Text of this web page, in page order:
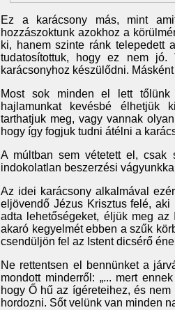
Ez a karácsony más, mint
hozzászoktunk azokhoz a
ki, hanem szinte ránk telepedett
tudatosítottuk, hogy ez nem
karácsonyhoz készülődni.
Most sok minden el lett tőlünk
hajlamunkat kevésbé élhetjük
tarthatjuk meg, vagy vannak
hogy így fogjuk tudni átélni a
A múltban sem vétetett el, csak
indokolatlan beszerzési
Az idei karácsony alkalmával
eljövendő Jézus Krisztus felé,
adta lehetőségeket, éljük meg
akaró kegyelmét ebben a szűk
csendüljön fel az Istent dicsérő
Ne rettentsen el bennünket a
mondott minderről: „... mert
hogy Ő hű az ígéreteihez, és
hordozni. Sőt velünk van minden